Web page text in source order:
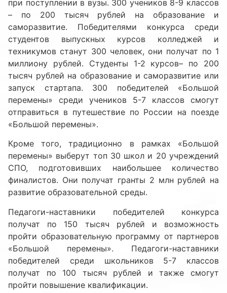
при поступлении в вузы. 300 учеников 8-9 классов
– по 200 тысяч рублей на образование и
саморазвитие. Победителями конкурса среди
студентов выпускных курсов колледжей и
техникумов станут 300 человек, они получат по 1
миллиону рублей. Студенты 1-2 курсов– по 200
тысяч рублей на образование и саморазвитие или
запуск стартапа. 300 победителей «Большой
перемены» среди учеников 5-7 классов смогут
отправиться в путешествие по России на поезде
«Большой перемены».
Кроме того, традиционно в рамках «Большой
перемены» выберут топ 30 школ и 20 учреждений
СПО, подготовивших наибольшее количество
финалистов. Они получат гранты 2 млн рублей на
развитие образовательной среды.
Педагоги-наставники победителей конкурса
получат по 150 тысяч рублей и возможность
пройти образовательную программу от партнеров
«Большой перемены». Педагоги-наставники
победителей среди школьников 5-7 классов
получат по 100 тысяч рублей и также смогут
пройти повышение квалификации.